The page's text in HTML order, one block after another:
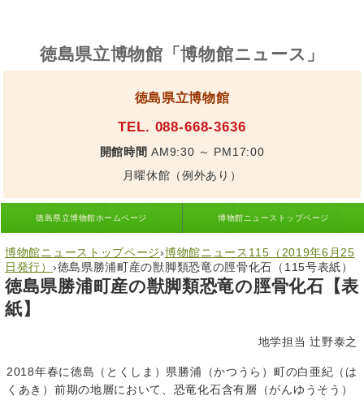
徳島県立博物館「博物館ニュース」
徳島県立博物館
TEL. 088-668-3636
開館時間 AM9:30 ～ PM17:00
月曜休館（例外あり）
徳島県立博物館ホームページ 博物館ニューストップページ
博物館ニューストップページ›博物館ニュース115（2019年6月25
日発行） ›徳島県勝浦町産の獣脚類恐竜の脛骨化石（115号表紙）
徳島県勝浦町産の獣脚類恐竜の脛骨化石【表
紙】
地学担当 辻野泰之
2018年春に徳島（とくしま）県勝浦（かつうら）町の白亜紀（は
くあき）前期の地層において、恐竜化石含有層（がんゆうそう）